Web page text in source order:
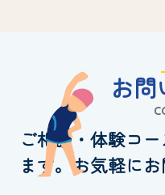
お
ご相談・体験コ
ます。お気軽に